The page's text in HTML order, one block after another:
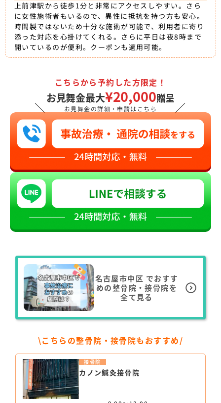
上前津駅から徒歩1分と非常にアクセスしやすい。さら
に女性施術者もいるので、異性に抵抗を持つ方も安心。
時間製ではないため十分な施術が可能で、利用者に寄り
添った対応を心掛けてくれる。さらに平日は夜8時まで
開いているのが便利。クーポンも適用可能。
＼
こちらから予約した方限定！
お見舞金最大¥20,000贈呈
お見舞金の詳細・申請はこちら ／
名古屋市中区 でおすす
めの整骨院・接骨院を
全て見る
\こちらの整骨院・接骨院もおすすめ/
カノン鍼灸接骨院
接骨院